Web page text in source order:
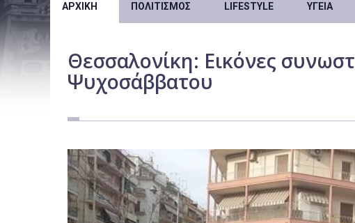
ΑΡΧΙΚΉ ΠΟΛΙΤΙΣΜΌΣ LIFESTYLE ΥΓΕΊΑ
Θεσσαλονίκη: Εικόνες
Ψυχοσάββατου